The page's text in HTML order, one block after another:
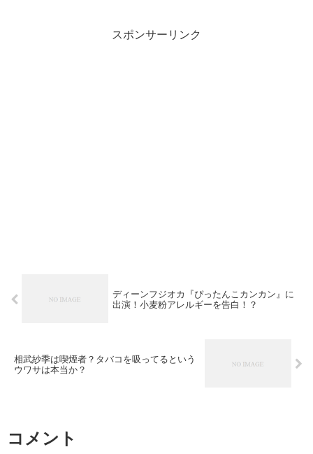
スポンサーリンク
ディーンフジオカ『ぴったんこカンカン』に
出演！小麦粉アレルギーを告白！？
相武紗季は喫煙者？タバコを吸ってるという
ウワサは本当か？
コメント